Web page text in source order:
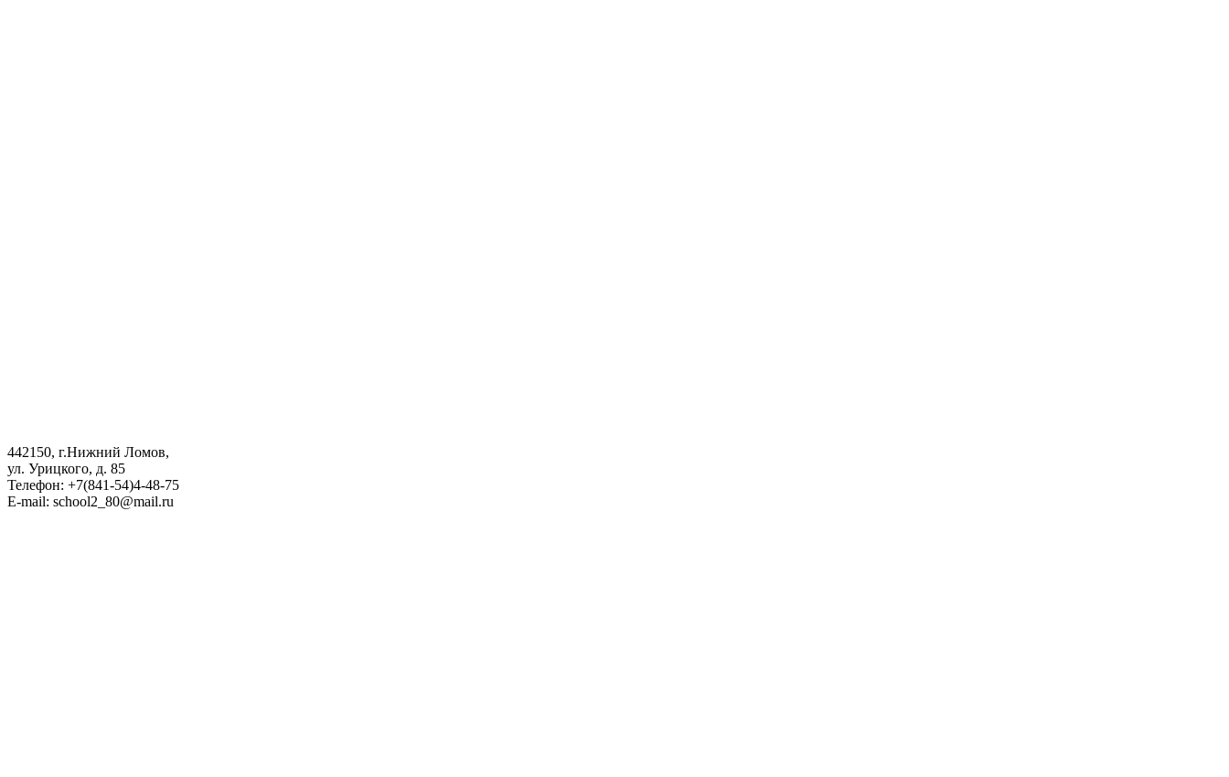
442150, г.Нижний Ломов,
ул. Урицкого, д. 85
Телефон: +7(841-54)4-48-75
E-mail: school2_80@mail.ru